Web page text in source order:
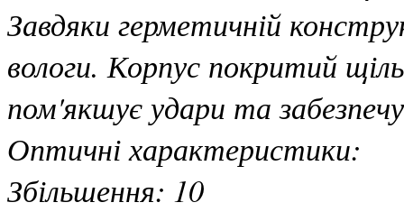
Завдяки герметичній
вологи. Корпус покритий
пом'якшує удари та
Оптичні характеристики:
Збільшення: 10